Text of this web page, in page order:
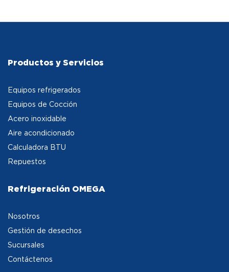
Productos y Servicios
Equipos refrigerados
Equipos de Cocción
Acero inoxidable
Aire acondicionado
Calculadora BTU
Repuestos
Refrigeración OMEGA
Nosotros
Gestión de desechos
Sucursales
Contáctenos